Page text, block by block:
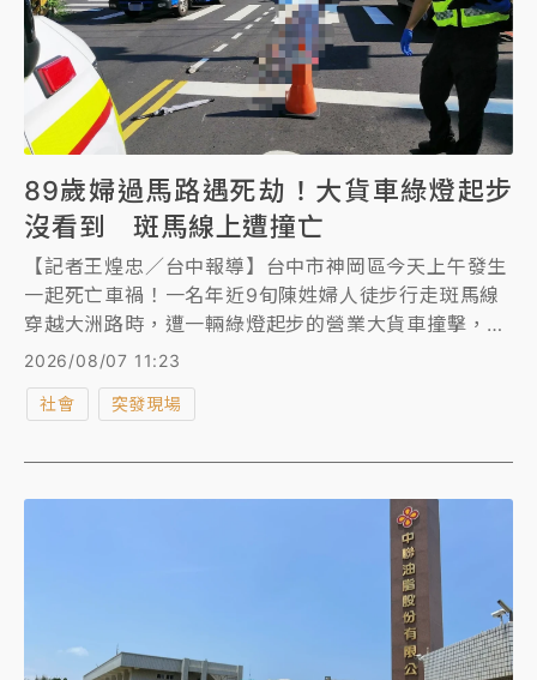
89歲婦過馬路遇死劫！大貨車綠燈起步
沒看到 斑馬線上遭撞亡
【記者王煌忠／台中報導】台中市神岡區今天上午發生
一起死亡車禍！一名年近9旬陳姓婦人徒步行走斑馬線
穿越大洲路時，遭一輛綠燈起步的營業大貨車撞擊，腹
部受到重創，消防人員到場時已無生命跡象、明顯死
形，詳細肇事原因及責任歸屬，仍待交通警察大隊進一
2026/08/07 11:23
社會 突發現場